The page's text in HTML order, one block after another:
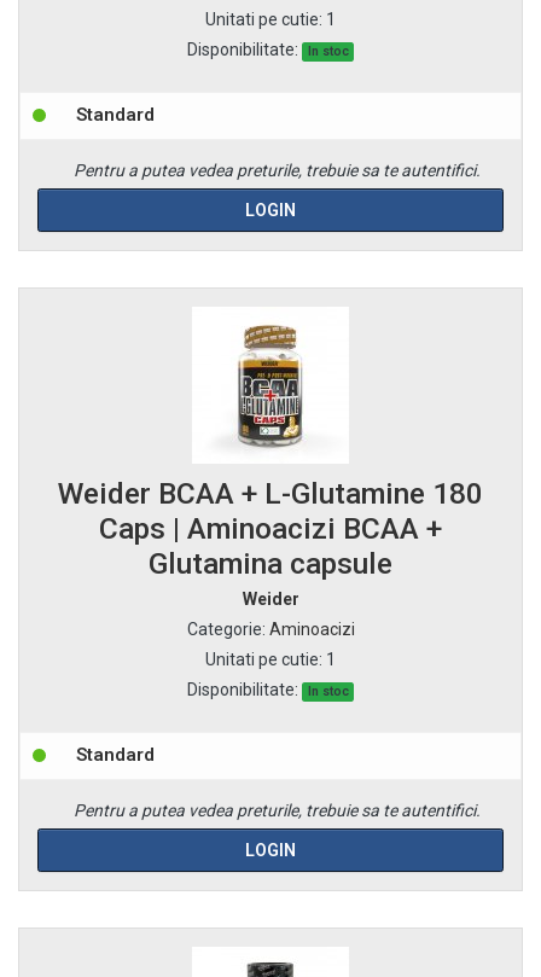
Unitati pe cutie: 1
Disponibilitate:
In stoc
Standard
Pentru a putea vedea preturile, trebuie sa te autentifici.
LOGIN
Weider BCAA + L-Glutamine 180
Caps | Aminoacizi BCAA +
Glutamina capsule
Weider
Categorie: Aminoacizi
Unitati pe cutie: 1
Disponibilitate:
In stoc
Standard
Pentru a putea vedea preturile, trebuie sa te autentifici.
LOGIN